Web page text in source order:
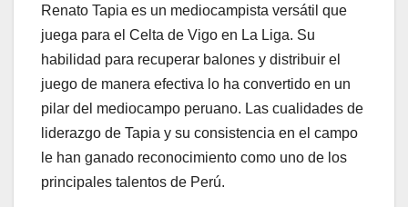
Renato Tapia es un mediocampista versátil que
juega para el Celta de Vigo en La Liga. Su
habilidad para recuperar balones y distribuir el
juego de manera efectiva lo ha convertido en un
pilar del mediocampo peruano. Las cualidades de
liderazgo de Tapia y su consistencia en el campo
le han ganado reconocimiento como uno de los
principales talentos de Perú.